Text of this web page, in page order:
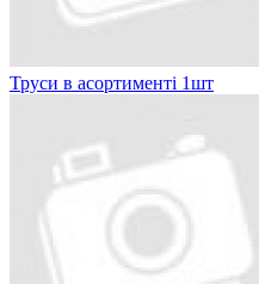
Труси в асортименті 1шт